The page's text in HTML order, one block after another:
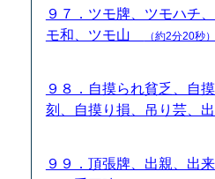
９７．ツモ牌、ツモハチ
モ和、ツモ山
（約2分20秒）
９８．自摸られ貧乏、自
刻、自摸り損、吊り芸、
９９．頂張牌、出親、出